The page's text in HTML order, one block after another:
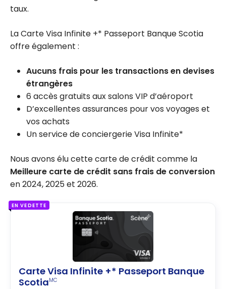
taux.
La Carte Visa Infinite +* Passeport Banque Scotia
offre également :
Aucuns frais pour les transactions en devises
étrangères
6 accès gratuits aux salons VIP d’aéroport
D’excellentes assurances pour vos voyages et
vos achats
Un service de conciergerie Visa Infinite*
Nous avons élu cette carte de crédit comme la
Meilleure carte de crédit sans frais de conversion
en 2024, 2025 et 2026.
EN VEDETTE
Carte Visa Infinite +* Passeport Banque
ScotiaMC